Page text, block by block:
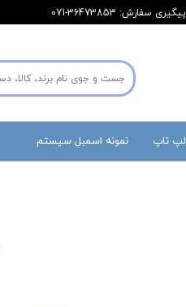
پیگیری سفارش: 36473853-071
لپ تاپ نمونه اسمبل سیستم